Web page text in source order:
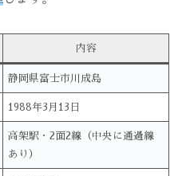
内容
静岡県富士市川成島
1988年3月13日
高架駅・2面2線（中央に通過線
あり）